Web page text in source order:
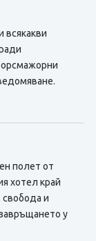
всякакви
полет от
хотел край
и
у